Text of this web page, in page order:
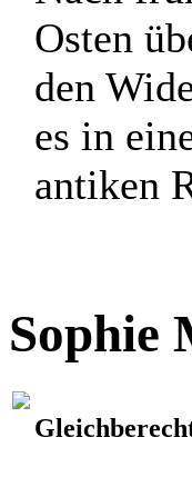
Osten
den
es in
antiken
Sophie